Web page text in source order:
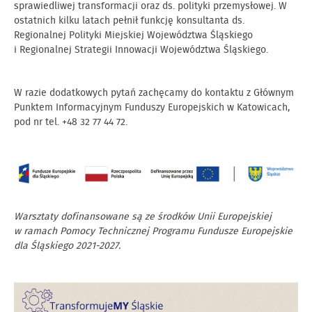
sprawiedliwej transformacji oraz ds. polityki przemysłowej. W
ostatnich kilku latach pełnił funkcję konsultanta ds.
Regionalnej Polityki Miejskiej Województwa Śląskiego
i Regionalnej Strategii Innowacji Województwa Śląskiego.
W razie dodatkowych pytań zachęcamy do kontaktu z Głównym
Punktem Informacyjnym Funduszy Europejskich w Katowicach,
pod nr tel. +48 32 77 44 72.
Warsztaty dofinansowane są ze środków Unii Europejskiej
w ramach Pomocy Technicznej Programu Fundusze Europejskie
dla Śląskiego 2021-2027.